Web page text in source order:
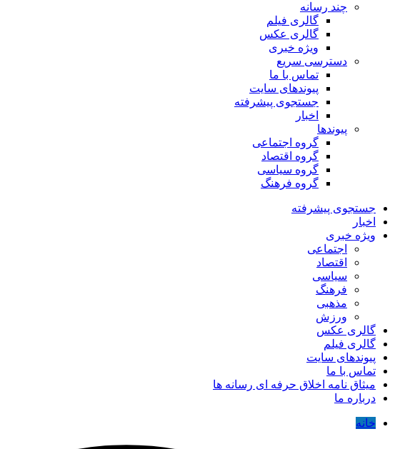
چند رسانه
گالری فیلم
گالری عکس
ویژه خبری
دسترسی سریع
تماس با ما
پیوندهای سایت
جستجوی پیشرفته
اخبار
پیوندها
گروه اجتماعی
گروه اقتصاد
گروه سیاسی
گروه فرهنگ
جستجوی پیشرفته
اخبار
ویژه خبری
اجتماعی
اقتصاد
سیاسی
فرهنگ
مذهبی
ورزش
گالری عکس
گالری فیلم
پیوندهای سایت
تماس با ما
میثاق نامه اخلاق حرفه ای رسانه ها
درباره ما
خانه